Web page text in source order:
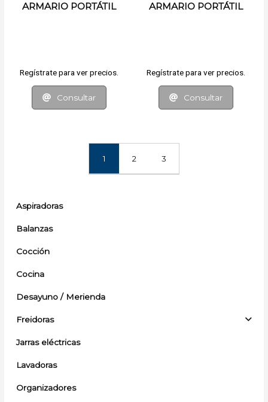
Aspiradoras
Balanzas
Cocción
Cocina
Desayuno / Merienda
Freidoras
Jarras eléctricas
Lavadoras
Organizadores
ARMARIO PORTÁTIL
Regístrate para ver precios.
Consultar
ARMARIO PORTÁTIL
Regístrate para ver precios.
Consultar
1 2 3